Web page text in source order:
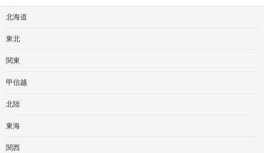
北海道
東北
関東
甲信越
北陸
東海
関西